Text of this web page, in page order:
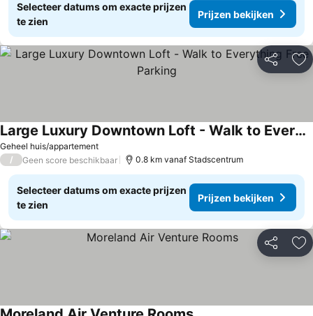
Selecteer datums om exacte prijzen
te zien
Prijzen bekijken
Delen
Geheel huis/appartement
Large Luxury Downtown Loft - Walk to Everything Free Parking
/ Geen score beschikbaar 0.8 km vanaf Stadscentrum
Selecteer datums om exacte prijzen
te zien
Prijzen bekijken
Delen